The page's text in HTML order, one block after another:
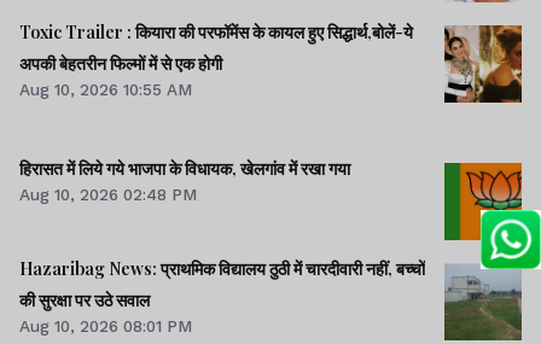
Toxic Trailer : कियारा की परफॉमेंस के कायल हुए सिद्धार्थ,बोलें-ये
अपकी बेहतरीन फिल्मों में से एक होगी
Aug 10, 2026 10:55 AM
हिरासत में लिये गये भाजपा के विधायक, खेलगांव में रखा गया
Aug 10, 2026 02:48 PM
Hazaribag News: प्राथमिक विद्यालय ठुठी में चारदीवारी नहीं, बच्चों
की सुरक्षा पर उठे सवाल
Aug 10, 2026 08:01 PM